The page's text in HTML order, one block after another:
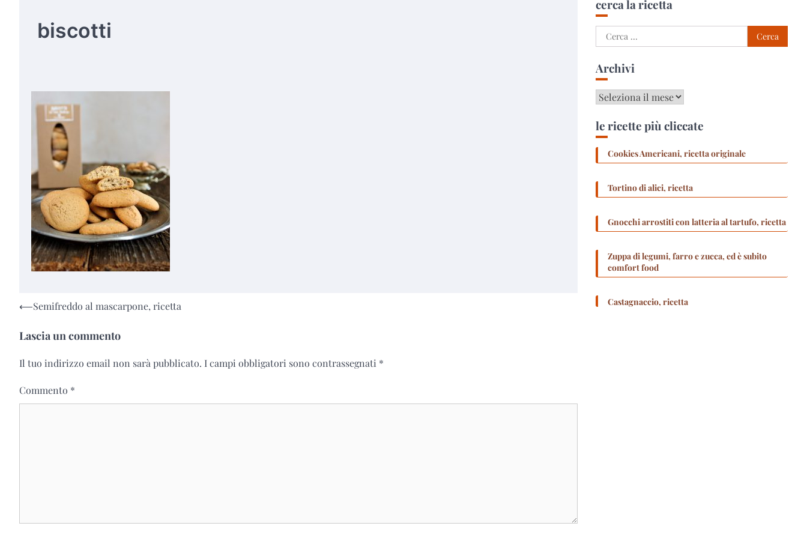
biscotti
Navigazione
⟵Semifreddo al mascarpone, ricetta
Lascia un commento
Il tuo indirizzo email non sarà pubblicato. I campi obbligatori sono contrassegnati *
Commento *
cerca la ricetta
Ricerca
per:
Archivi
Archivi
le ricette più cliccate
Cookies Americani, ricetta originale
Tortino di alici, ricetta
Gnocchi arrostiti con latteria al tartufo, ricetta
Zuppa di legumi, farro e zucca, ed è subito
comfort food
Castagnaccio, ricetta